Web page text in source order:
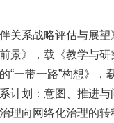
关系战略评估与展
景》，载《教学与研
“一带一路”构想》，
计划：意图、推进
理向网络化治理的